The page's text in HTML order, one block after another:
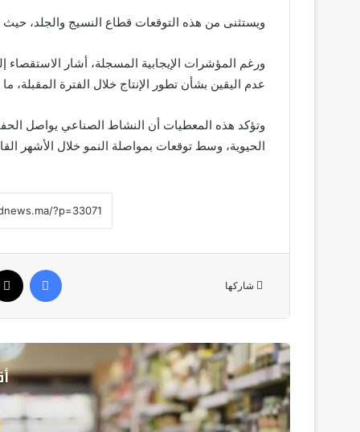
ويستثنى من هذه التوقعات قطاع النسيج والجلد، حيث
عدم اليقين بشأن تطور الإنتاج خلال الفترة
وتؤكد هذه المعطيات أن النشاط الصناعي يواصل
الحيوية، وسط توقعات بمواصلة النمو خلال الأشهر
شاركها